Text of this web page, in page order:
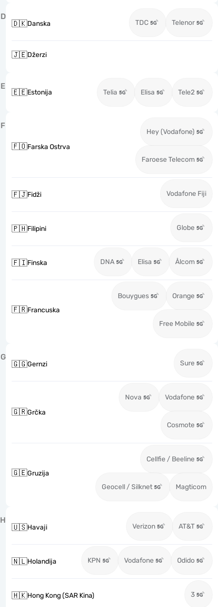
D
🇩🇰Danska TDC Telenor
🇯🇪Džerzi
E
🇪🇪Estonija Telia Elisa Tele2
F
🇫🇴Farska Ostrva
Hey (Vodafone)
Faroese Telecom
🇫🇯Fidži Vodafone Fiji
🇵🇭Filipini Globe
🇫🇮Finska DNA Elisa Ålcom
🇫🇷Francuska
Bouygues Orange
Free Mobile
G
🇬🇬Gernzi Sure
🇬🇷Grčka
Nova Vodafone
Cosmote
🇬🇪Gruzija
Cellfie / Beeline
Geocell / Silknet Magticom
H
🇺🇸Havaji Verizon AT&T
🇳🇱Holandija KPN Vodafone Odido
🇭🇰Hong Kong (SAR Kina) 3